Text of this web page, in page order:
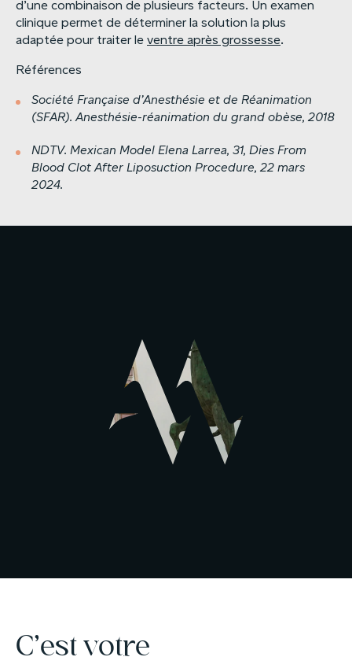
d’une combinaison de plusieurs facteurs. Un examen
clinique permet de déterminer la solution la plus
adaptée pour traiter le ventre après grossesse.
Références
Société Française d’Anesthésie et de Réanimation
(SFAR). Anesthésie-réanimation du grand obèse, 2018
NDTV. Mexican Model Elena Larrea, 31, Dies From
Blood Clot After Liposuction Procedure, 22 mars
2024.
C’est votre